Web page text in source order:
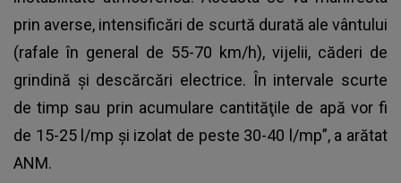
prin averse, intensificări de scurtă durată ale vântului
(rafale în general de 55-70 km/h), vijelii, căderi de
grindină şi descărcări electrice. În intervale scurte
de timp sau prin acumulare cantităţile de apă vor fi
de 15-25 l/mp şi izolat de peste 30-40 l/mp”, a arătat
ANM.